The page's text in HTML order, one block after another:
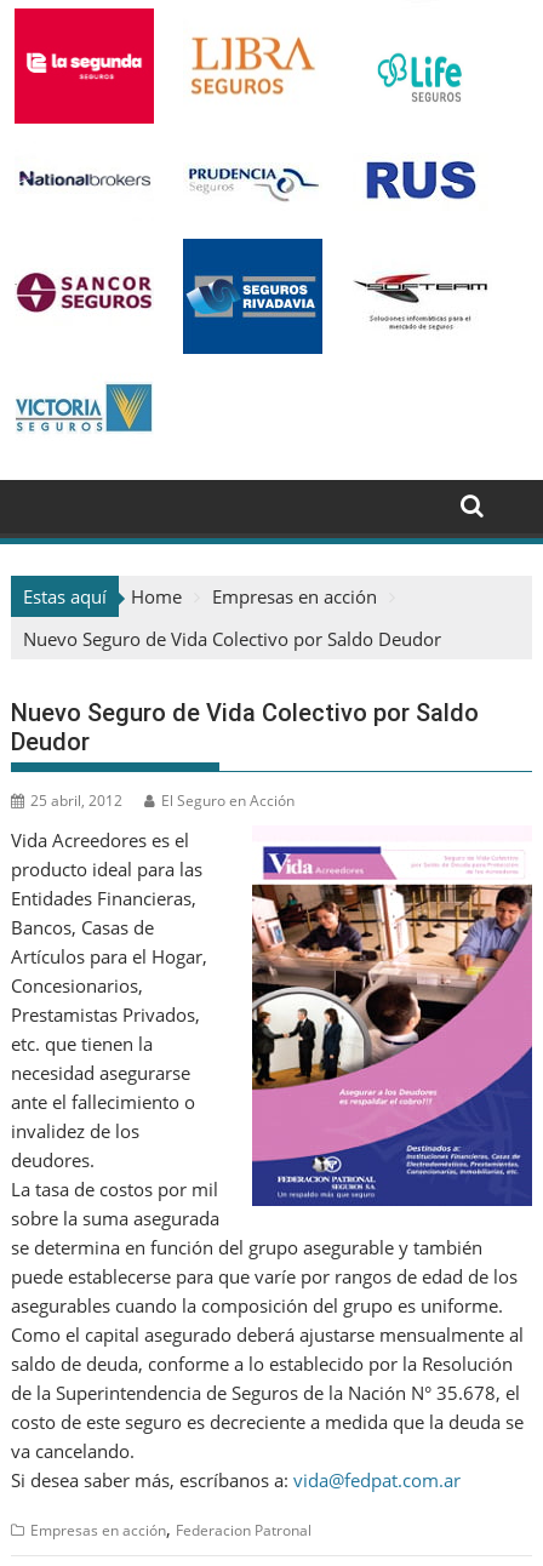
Estas aquí Home
Empresas en acción
Nuevo Seguro de Vida Colectivo por Saldo Deudor
Nuevo Seguro de Vida Colectivo por Saldo
Deudor
25 abril, 2012 El Seguro en Acción
Vida Acreedores es el
producto ideal para las
Entidades Financieras,
Bancos, Casas de
Artículos para el Hogar,
Concesionarios,
Prestamistas Privados,
etc. que tienen la
necesidad asegurarse
ante el fallecimiento o
invalidez de los
deudores.
La tasa de costos por mil
sobre la suma asegurada
se determina en función del grupo asegurable y también
puede establecerse para que varíe por rangos de edad de los
asegurables cuando la composición del grupo es uniforme.
Como el capital asegurado deberá ajustarse mensualmente al
saldo de deuda, conforme a lo establecido por la Resolución
de la Superintendencia de Seguros de la Nación N° 35.678, el
costo de este seguro es decreciente a medida que la deuda se
va cancelando.
Si desea saber más, escríbanos a:vida@fedpat.com.ar
Empresas en acción, Federacion Patronal